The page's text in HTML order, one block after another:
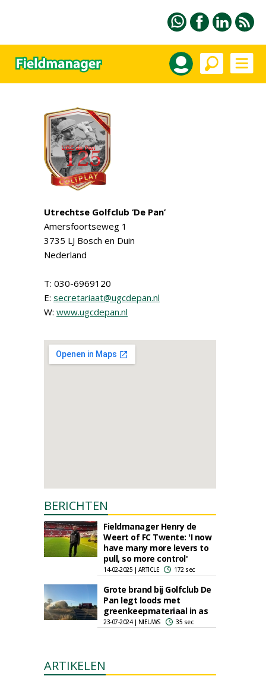
Utrechtse Golfclub ‘De Pan’
Amersfoortseweg 1
3735 LJ Bosch en Duin
Nederland
T: 030-6969120
E: secretariaat@ugcdepan.nl
W: www.ugcdepan.nl
BERICHTEN
Fieldmanager Henry de
Weert of FC Twente: 'I now
have many more levers to
pull, so more control'
14-02-2025 | ARTICLE 172 sec
Grote brand bij Golfclub De
Pan legt loods met
greenkeepmateriaal in as
23-07-2024 | NIEUWS 35 sec
ARTIKELEN